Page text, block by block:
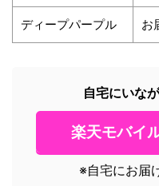
ディープパープル お
自宅にいな
楽天モバイ
※自宅にお届